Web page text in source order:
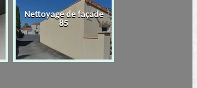
Nettoyage de façade
85
Devis nettoyage